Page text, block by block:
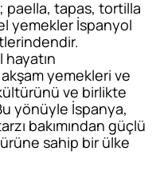
paella, tapas, tortilla
yemekler İspanyol
yemekleri ve
ve birlikte
yönüyle İspanya,
bakımından güçlü
sahip bir ülke